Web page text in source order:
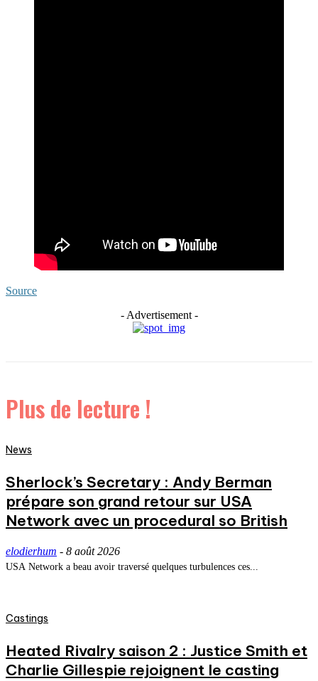
Source
- Advertisement -
Plus de lecture !
News
Sherlock’s Secretary : Andy Berman
prépare son grand retour sur USA
Network avec un procedural so British
elodierhum - 8 août 2026
USA Network a beau avoir traversé quelques turbulences ces...
Castings
Heated Rivalry saison 2 : Justice Smith et
Charlie Gillespie rejoignent le casting